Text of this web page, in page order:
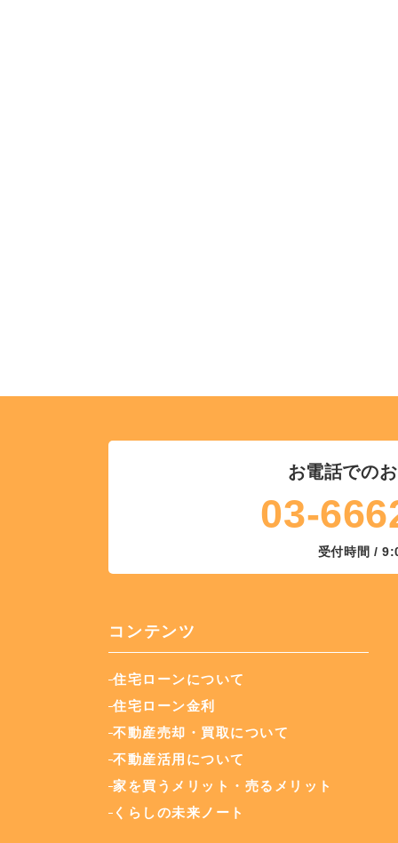
お電話での
03-
受付時間 /
コンテンツ
住宅ローンについて
住宅ローン金利
不動産売却・買取について
不動産活用について
家を買うメリット・売るメリット
くらしの未来ノート